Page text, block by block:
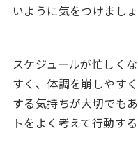
いように気をつけましょ
スケジュールが忙しく
すく、体調を崩しやす
する気持ちが大切でも
トをよく考えて行動す